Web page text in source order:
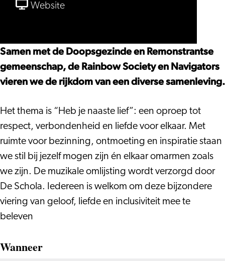
Pride
Websitevan
Kerkdienst
Samen met de Doopsgezinde en Remonstrantse
gemeenschap, de Rainbow Society en Navigators
vieren we de rijkdom van een diverse samenleving.
Het thema is “Heb je naaste lief”: een oproep tot
respect, verbondenheid en liefde voor elkaar. Met
ruimte voor bezinning, ontmoeting en inspiratie staan
we stil bij jezelf mogen zijn én elkaar omarmen zoals
we zijn. De muzikale omlijsting wordt verzorgd door
De Schola. Iedereen is welkom om deze bijzondere
viering van geloof, liefde en inclusiviteit mee te
beleven
Wanneer